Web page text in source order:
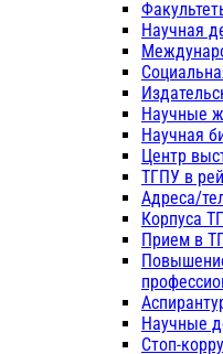
Научная
Научные
Научная
Центр
ТГПУ в
Адреса/
Корпуса
Прием в
Научные
Стоп-